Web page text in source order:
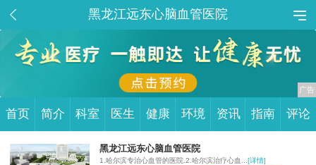
黑龙江远东心脑血管医院
首页 简介 科室 医生 健康 环境 资讯 指南 评论
黑龙江远东心脑血管医院
1.哈尔滨专治心血管的医院.2.哈尔滨治疗心血... [详情]